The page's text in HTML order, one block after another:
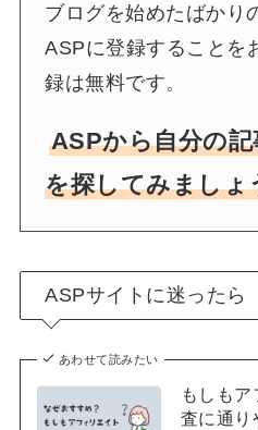
ブログを始めたばかり
ASPに登録することを
録は無料です。
ASPから自分の
を探してみましょ
ASPサイトに迷ったら
あわせて読みたい
もしも
査に通り